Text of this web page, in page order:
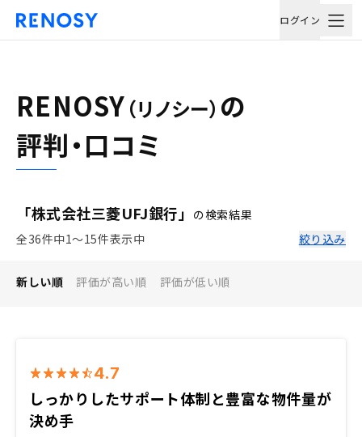
ログイン
RENOSY （リノシー） の
評判・口コミ
「株式会社三菱UFJ銀行」 の検索結果
全36件中1〜15件表示中
絞り込み
新しい順 評価が高い順 評価が低い順
4.7
しっかりしたサポート体制と豊富な物件量が
決め手